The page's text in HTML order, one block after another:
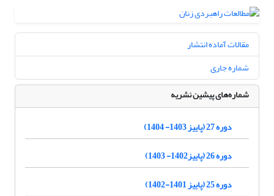
مقالات آماده انتشار
شماره جاری
شماره‌های پیشین نشریه
دوره 27 (پاییز 1403- 1404)
دوره 26 (پاییز1402- 1403)
دوره 25 (پاییز 1401-1402)